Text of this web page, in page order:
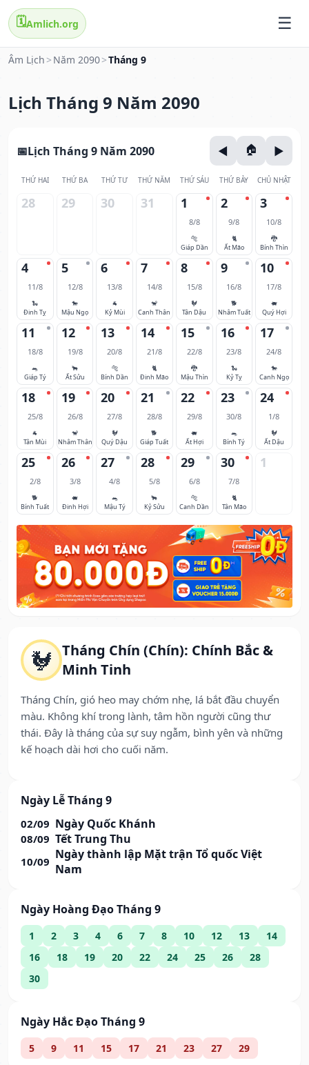
🗓️Amlich.org
Âm Lịch > Năm 2090>Tháng 9
Lịch Tháng 9 Năm 2090
🐓 Tháng Chín (Chín): Chính Bắc &
Minh Tinh
Tháng Chín, gió heo may chớm nhẹ, lá bắt đầu chuyển
màu. Không khí trong lành, tâm hồn người cũng thư
thái. Đây là tháng của sự suy ngẫm, bình yên và những
kế hoạch dài hơi cho cuối năm.
Ngày Lễ Tháng 9
02/09 Ngày Quốc Khánh
08/09 Tết Trung Thu
10/09 Ngày thành lập Mặt trận Tổ quốc Việt
Nam
Ngày Hoàng Đạo Tháng 9
1 2 3 4 6 7 8 10 12 13
14
16
18 19 20 22 24 25 26
28
30
Ngày Hắc Đạo Tháng 9
5 9 11 15 17 21 23 27 29
Lịch Tháng 9 Năm 2090
THỨ HAI THỨ BA THỨ TƯ THỨ NĂM THỨ SÁU THỨ BẢY CHỦ NHẬT
28 29 30 31 1
8/8
🐅
Giáp Dần
2
9/8
🐈
Ất Mão
3
10/8
🐉
Bính Thìn
4
11/8
🐍
Đinh Tỵ
5
12/8
🐎
Mậu Ngọ
6
13/8
🐐
Kỷ Mùi
7
14/8
🐒
Canh Thân
8
15/8
🐓
Tân Dậu
9
16/8
🐕
Nhâm Tuất
10
17/8
🐖
Quý Hợi
11
18/8
🐀
Giáp Tý
12
19/8
🐂
Ất Sửu
13
20/8
🐅
Bính Dần
14
21/8
🐈
Đinh Mão
15
22/8
🐉
Mậu Thìn
16
23/8
🐍
Kỷ Tỵ
17
24/8
🐎
Canh Ngọ
18
25/8
🐐
Tân Mùi
19
26/8
🐒
Nhâm Thân
20
27/8
🐓
Quý Dậu
21
28/8
🐕
Giáp Tuất
22
29/8
🐖
Ất Hợi
23
30/8
🐀
Bính Tý
24
1/8
🐓
Ất Dậu
25
2/8
🐕
Bính Tuất
26
3/8
🐖
Đinh Hợi
27
4/8
🐀
Mậu Tý
28
5/8
🐂
Kỷ Sửu
29
6/8
🐅
Canh Dần
30
7/8
🐈
Tân Mão
1